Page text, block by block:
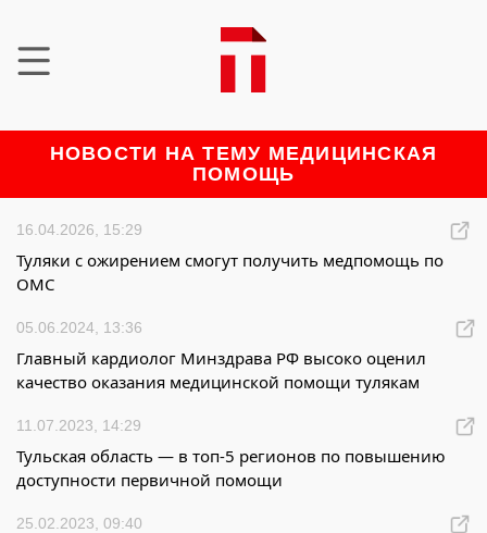
НОВОСТИ НА ТЕМУ МЕДИЦИНСКАЯ
ПОМОЩЬ
16.04.2026, 15:29
Туляки с ожирением смогут получить медпомощь по
ОМС
05.06.2024, 13:36
Главный кардиолог Минздрава РФ высоко оценил
качество оказания медицинской помощи тулякам
11.07.2023, 14:29
Тульская область — в топ-5 регионов по повышению
доступности первичной помощи
25.02.2023, 09:40